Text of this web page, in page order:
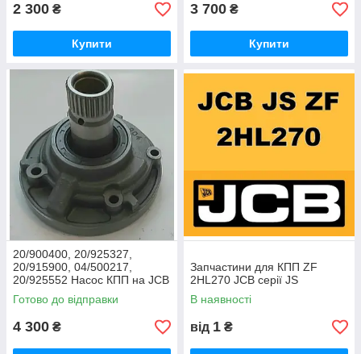
2 300 ₴
Купити
3 700 ₴
Купити
20/900400, 20/925327,
20/915900, 04/500217,
20/925552 Насос КПП на JCB
3CX, 4CX
Готово до відправки
4 300 ₴
Запчастини для КПП ZF
2HL270 JCB серії JS
В наявності
від 1 ₴